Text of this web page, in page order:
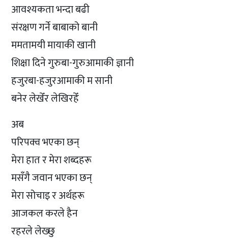
आवश्यकता भन्दा बढी
संरक्षण गर्ने बाबाको बानी
ममतामयी मायाकी खानी
शिक्षा दिने गुरुबा-गुरुआमाकी ज्ञानी
हजुरबा-हजुरआमाकी म सानी
बनेर लेखेँर लेखिरहेँ
अब
परिपक्व भएका छन्
मेरा हात र मेरा शब्दहरू
मसँगै जवान भएका छन्
मेरा सोचाइ र अर्थहरू
आजकल करले हैन
रहरले लेख्छु